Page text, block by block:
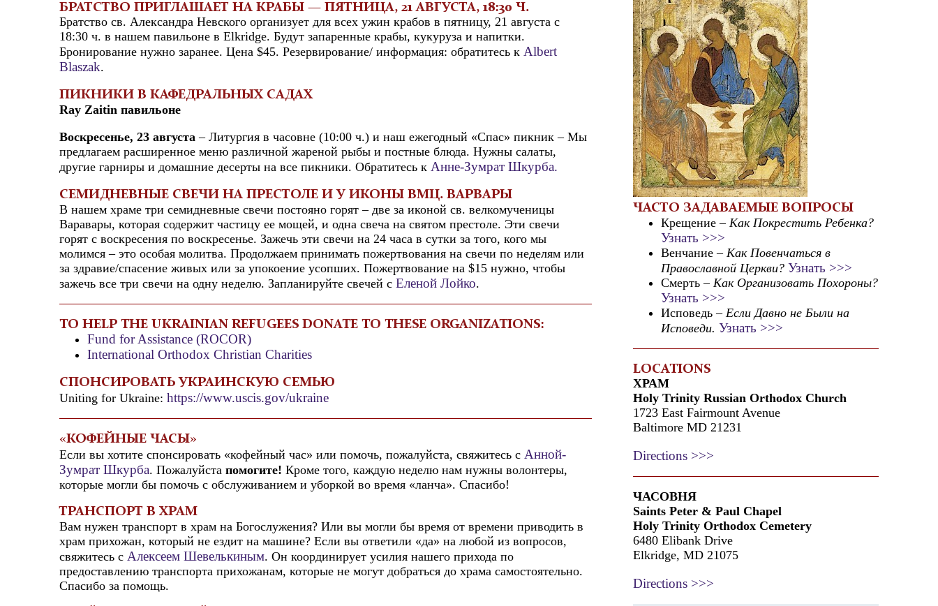
БРАТСТВО ПРИГЛАШАЕТ НА КРАБЫ — ПЯТНИЦА, 21 АВГУСТА, 18:30 Ч.
Братство св. Александра Невского организует для всех ужин крабов в пятницу, 21 августа с
18:30 ч. в нашем павильоне в Elkridge. Будут запаренные крабы, кукуруза и напитки.
Бронирование нужно заранее. Цена $45. Резервирование/ информация: обратитесь кAlbert
Blaszak.
ПИКНИКИ В КАФЕДРАЛЬНЫХ САДАХ
Ray Zaitin павильоне
Воскресенье, 23 августа – Литургия в часовне (10:00 ч.) и наш ежегодный «Спас» пикник – Мы
предлагаем расширенное меню различной жареной рыбы и постные блюда. Нужны салаты,
другие гарниры и домашние десерты на все пикники. Обратитесь кАнне-Зумрат Шкурба.
СЕМИДНЕВНЫЕ СВЕЧИ НА ПРЕСТОЛЕ И У ИКОНЫ ВМЦ. ВАРВАРЫ
В нашем храме три семидневные свечи постояно горят – две за иконой св. велкомученицы
Варавары, которая содержит частицу ее мощей, и одна свеча на святом престоле. Эти свечи
горят с воскресения по воскресенье. Зажечь эти свечи на 24 часа в сутки за того, кого мы
молимся – это особая молитва. Продолжаем принимать пожертвования на свечи по неделям или
за здравие/спасение живых или за упокоение усопших. Пожертвование на $15 нужно, чтобы
зажечь все три свечи на одну неделю. Запланируйте свечей сЕленой Лойко.
TO HELP THE UKRAINIAN REFUGEES DONATE TO THESE ORGANIZATIONS:
Fund for Assistance (ROCOR)
International Orthodox Christian Charities
СПОНСИРОВАТЬ УКРАИНСКУЮ СЕМЬЮ
Uniting for Ukraine:https://www.uscis.gov/ukraine
«КОФЕЙНЫЕ ЧАСЫ»
Если вы хотите спонсировать «кофейный час» или помочь, пожалуйста, свяжитесь с Анной-
Зумрат Шкурба. Пожалуйста помогите! Кроме того, каждую неделю нам нужны волонтеры,
которые могли бы помочь с обслуживанием и уборкой во время «ланча». Спасибо!
ТРАНСПОРТ В ХРАМ
Вам нужен транспорт в храм на Богослужения? Или вы могли бы время от времени приводить в
храм прихожан, который не ездит на машине? Если вы ответили «да» на любой из вопросов,
свяжитесь с Алексеем Шевелькиным. Он координирует усилия нашего прихода по
предоставлению транспорта прихожанам, которые не могут добраться до храма самостоятельно.
Спасибо за помощь.
ЧАСТО ЗАДАВАЕМЫЕ ВОПРОСЫ
Крещение– Как Покрестить Ребенка?
Узнать >>>
Венчание– Как Повенчаться в
Православной Церкви? Узнать >>>
Смерть– Как Организовать Похороны?
Узнать >>>
Исповедь– Если Давно не Были на
Исповеди. Узнать >>>
LOCATIONS
ХРАМ
Holy Trinity Russian Orthodox Church
1723 East Fairmount Avenue
Baltimore MD 21231
Directions >>>
ЧАСОВНЯ
Saints Peter & Paul Chapel
Holy Trinity Orthodox Cemetery
6480 Elibank Drive
Elkridge, MD 21075
Directions >>>